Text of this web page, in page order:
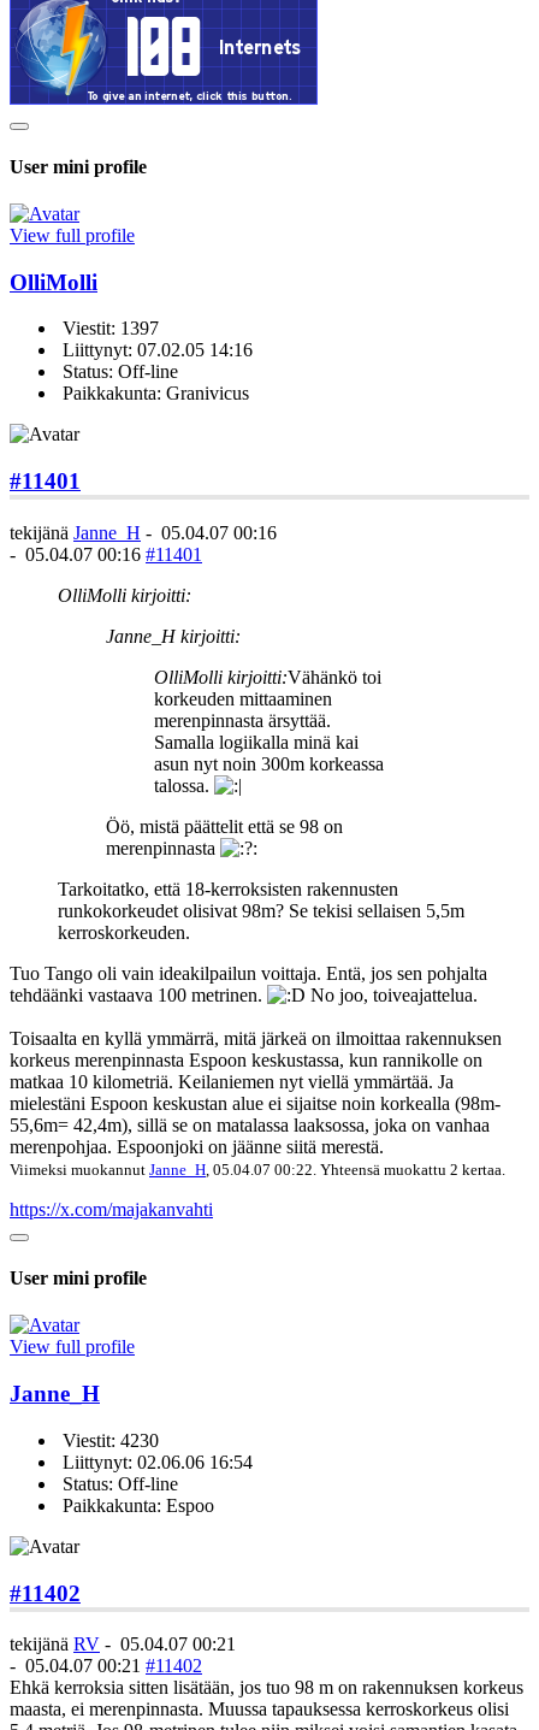
User mini profile
View full profile
OlliMolli
Viestit: 1397
Liittynyt: 07.02.05 14:16
Status: Off-line
Paikkakunta: Granivicus
#11401
tekijänä Janne_H - 05.04.07 00:16
- 05.04.07 00:16 #11401
OlliMolli kirjoitti:
Janne_H kirjoitti:
OlliMolli kirjoitti:Vähänkö toi
korkeuden mittaaminen
merenpinnasta ärsyttää.
Samalla logiikalla minä kai
asun nyt noin 300m korkeassa
talossa.
Öö, mistä päättelit että se 98 on
merenpinnasta
Tarkoitatko, että 18-kerroksisten rakennusten
runkokorkeudet olisivat 98m? Se tekisi sellaisen 5,5m
kerroskorkeuden.
Tuo Tango oli vain ideakilpailun voittaja. Entä, jos sen pohjalta
tehdäänki vastaava 100 metrinen.
No joo, toiveajattelua.
Toisaalta en kyllä ymmärrä, mitä järkeä on ilmoittaa rakennuksen
korkeus merenpinnasta Espoon keskustassa, kun rannikolle on
matkaa 10 kilometriä. Keilaniemen nyt viellä ymmärtää. Ja
mielestäni Espoon keskustan alue ei sijaitse noin korkealla (98m-
55,6m= 42,4m), sillä se on matalassa laaksossa, joka on vanhaa
merenpohjaa. Espoonjoki on jäänne siitä merestä.
Viimeksi muokannut Janne_H , 05.04.07 00:22. Yhteensä muokattu 2 kertaa.
https://x.com/majakanvahti
User mini profile
View full profile
Janne_H
Viestit: 4230
Liittynyt: 02.06.06 16:54
Status: Off-line
Paikkakunta: Espoo
#11402
tekijänä RV - 05.04.07 00:21
- 05.04.07 00:21 #11402
Ehkä kerroksia sitten lisätään, jos tuo 98 m on rakennuksen korkeus
maasta, ei merenpinnasta. Muussa tapauksessa kerroskorkeus olisi